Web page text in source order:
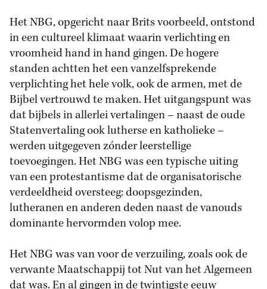
Het NBG, opgericht naar Brits voorbeeld, ontstond
in een cultureel klimaat waarin verlichting en
vroomheid hand in hand gingen. De hogere
standen achtten het een vanzelfsprekende
verplichting het hele volk, ook de armen, met de
Bijbel vertrouwd te maken. Het uitgangspunt was
dat bijbels in allerlei vertalingen – naast de oude
Statenvertaling ook lutherse en katholieke –
werden uitgegeven zónder leerstellige
toevoegingen. Het NBG was een typische uiting
van een protestantisme dat de organisatorische
verdeeldheid oversteeg: doopsgezinden,
lutheranen en anderen deden naast de vanouds
dominante hervormden volop mee.
Het NBG was van voor de verzuiling, zoals ook de
verwante Maatschappij tot Nut van het Algemeen
dat was. En al gingen in de twintigste eeuw